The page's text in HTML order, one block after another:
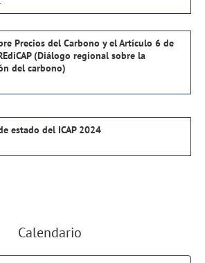
Precios del Carbono y el Artículo 6 de
(Diálogo regional sobre la
del carbono)
estado del ICAP 2024
Calendario